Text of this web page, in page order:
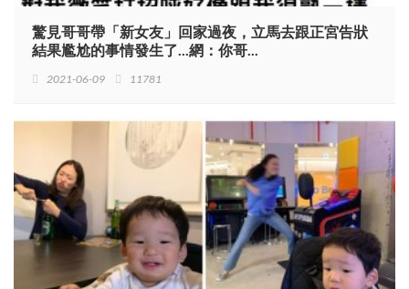
驚見哥哥帶「新女友」回家過夜，立馬去跟正宮告狀
結果尷尬的事情發生了...網：你哥...
2021-06-09 11781